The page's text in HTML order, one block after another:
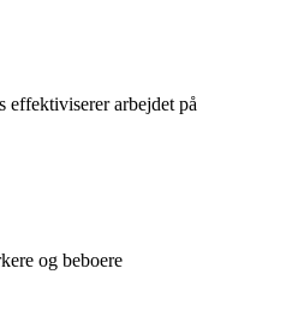
effektiviserer arbejdet på
og beboere